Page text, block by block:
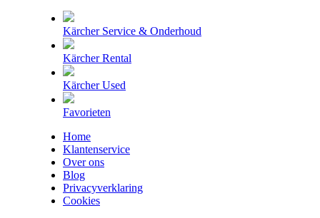
Kärcher Service & Onderhoud
Kärcher Rental
Kärcher Used
Favorieten
Home
Klantenservice
Over ons
Blog
Privacyverklaring
Cookies